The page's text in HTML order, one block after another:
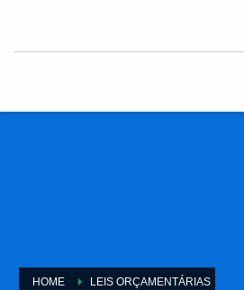
HOME LEIS ORÇAMENTÁRIAS